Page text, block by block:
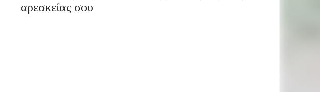
αρεσκείας σου